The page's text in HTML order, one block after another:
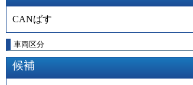
CANばす
車両区分
候補